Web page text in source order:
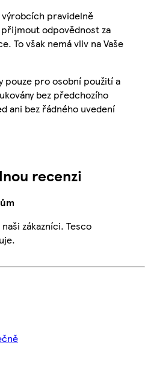
pravidelně
přijmout odpovědnost za
To však nemá vliv na Vaše
pouze pro osobní použití a
bez předchozího
ani bez řádného uvedení
recenzi
zákazníci. Tesco